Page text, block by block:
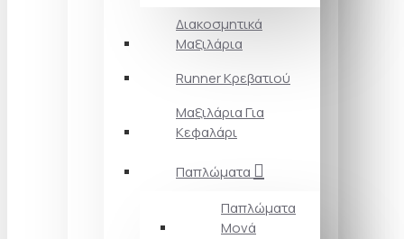
Διακοσμητικά
Μαξιλάρια
Runner Κρεβατιού
Μαξιλάρια Για
Κεφαλάρι
Παπλώματα
Παπλώματα
Μονά